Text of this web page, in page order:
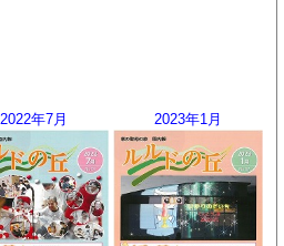
2022年7月 2023年1月